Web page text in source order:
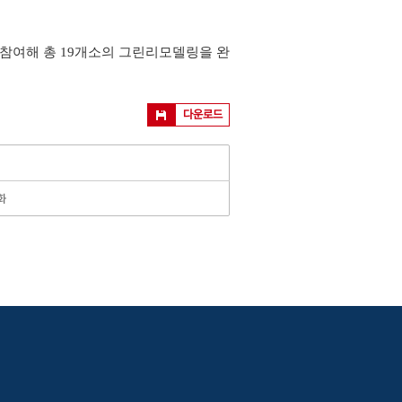
여해 총 19개소의 그린리모델링을 완
다운로드